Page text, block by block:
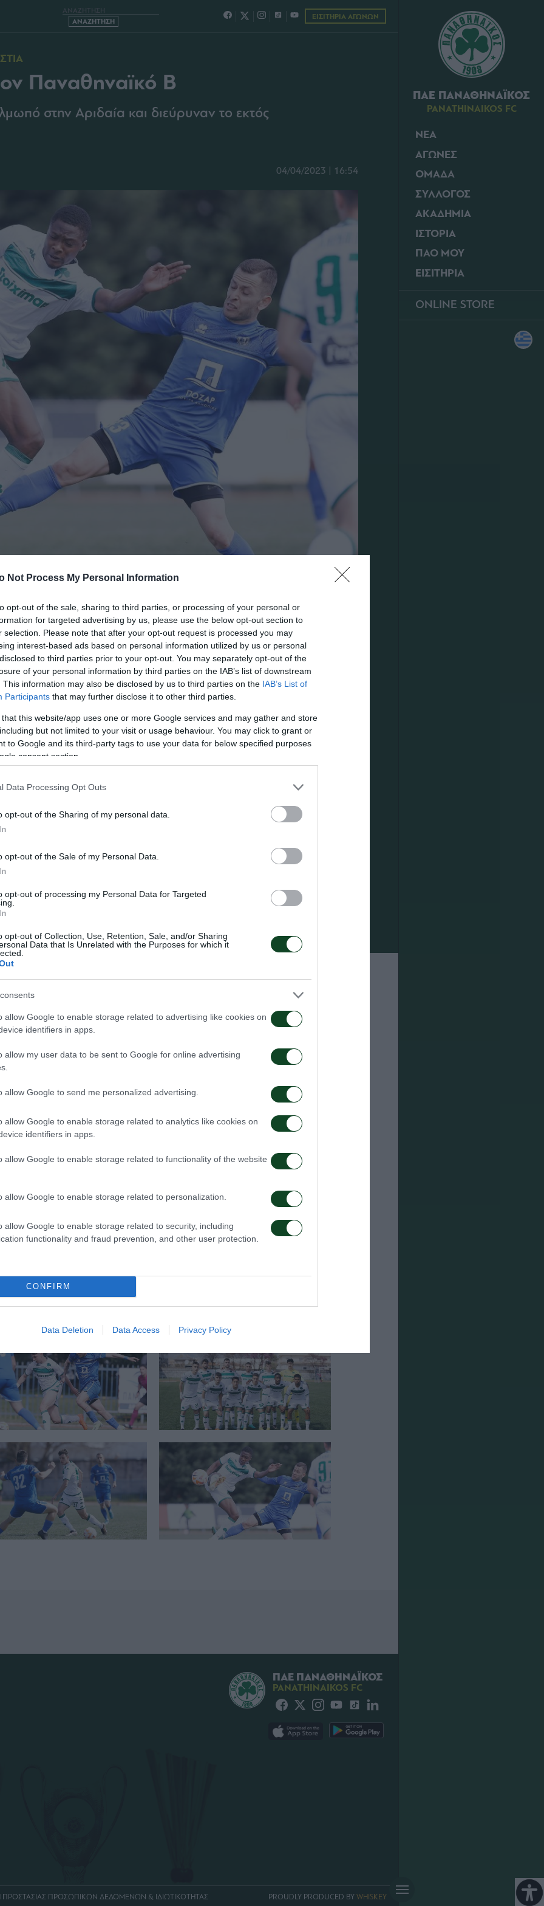
Not Process My Personal Information
opt-out of the sale, sharing to third parties, or processing of your personal or
for targeted advertising by us, please use the below opt-out section to
selection. Please note that after your opt-out request is processed you may
interest-based ads based on personal information utilized by us or personal
to third parties prior to your opt-out. You may separately opt-out of the
of your personal information by third parties on the IAB’s list of downstream
This information may also be disclosed by us to third parties on the IAB’s List of
Participants that may further disclose it to other third parties.
that this website/app uses one or more Google services and may gather and store
but not limited to your visit or usage behaviour. You may click to grant or
to Google and its third-party tags to use your data for below specified purposes
consent section.
Data Processing Opt Outs
opt-out of the Sharing of my personal data.
opt-out of the Sale of my Personal Data.
opt-out of processing my Personal Data for Targeted
opt-out of Collection, Use, Retention, Sale, and/or Sharing
Data that Is Unrelated with the Purposes for which it
allow Google to enable storage related to advertising like cookies on
identifiers in apps.
allow my user data to be sent to Google for online advertising
allow Google to send me personalized advertising.
allow Google to enable storage related to analytics like cookies on
identifiers in apps.
allow Google to enable storage related to functionality of the website
allow Google to enable storage related to personalization.
allow Google to enable storage related to security, including
functionality and fraud prevention, and other user protection.
CONFIRM
Data Deletion Data Access Privacy Policy
ΠΑΕ ΠΑΝΑΘΗΝΑΪΚΟΣ
PANATHINAIKOS FC
ΝΕΑ
ΑΓΩΝΕΣ
ΟΜΑΔΑ
ΣΥΛΛΟΓΟΣ
ΑΚΑΔΗΜΙΑ
ΙΣΤΟΡΙΑ
ΠΑΟ ΜΟΥ
ΕΙΣΙΤΗΡΙΑ
ONLINE STORE
ΓΙΑ ΤΟΝ ΠΑΝΑΘΗΝΑΪΚΟ Β ΕΙΣΙΤΗΡΙΑ ΑΓΩΝΩΝ
Παναθηναϊκό Β
στην Αριδαία και διεύρυναν το εκτός
04/04/2023 | 16:54
για την 18η αγωνιστική του πρωταθλήματος Betsson
κινήσεων στο πρώτο ημίχρονο, όπου κέρδισε αρκετά φάουλ και
χαμηλό και τον δυνατό αέρα να δυσκολεύει τις προσπάθειες
κόρνερ ένα φάουλ του Μανωλάκη στο 4’, ενώ οι Πράσινοι
είδαν τον Κυριόπουλο να κάνει μια ωραία ατομική
τελευταία στιγμή.
το αριστερό δοκάρι. Ενώ μια ακόμα προσπάθεια του Κέρθι, τρία
δοκάρι. Ο Παναθηναϊκός Β είχε μια ακόμα ημιτελή
την φορά από αριστερά που έκανε το γύρισμα. Η ομάδα της
της στο 44’, με τον Μαργκόνο να βγάζει ενστικτωδώς το
πιο «καθαρές» ευκαιρίες και ξεκίνησε με το Τριφύλλι να
Όταν από πολύ καλή ενέργεια του Ταβάρες από δεξιά ο
ο Τσιμπούκας έβαλε την κόντρα στο σουτ του. Για να έρθει η
μετά, καθώς από γύρισμα του Μανωλάκη από αριστερά, ο
αλλά η μπάλα σταμάτησε στο οριζόντιο δοκάρι.
στο 67’, σε καλό σημείο έξω από την μεγάλη περιοχή, βρήκε
η μπάλα στρώθηκε στον Βουτσά, το μονοκόμματο σουτ του
πήγε στην δύναμη και τα πολλά γεμίσματα, χωρίς κάποια
των καθυστερήσεων όπου ο Μαργκόνο έδιωξε σε κόρνερ την
από σέντρα του Παρασκευά από αριστερά.
Τσιμπούκας, Μανωλάκης, Έππας (86’ Ρίβας), Κέρθι,
Μακρυδάκης), Πέττας, Παπαδόπουλος (75’ Ταχματζίδης).
Σιδεράς, Μαρτίνης, Καραμπάς (61’ Βουτσάς),
(76’ Μαντσίνι), Ταβάρες (84’ Τερεζίου), Μπιλάλ
ΠΑΕ ΠΑΝΑΘΗΝΑΪΚΟΣ
PANATHINAIKOS FC
ΠΡΟΣΤΑΣΙΑΣ ΠΡΟΣΩΠΙΚΩΝ ΔΕΔΟΜΕΝΩΝ & ΙΔΙΩΤΙΚΟΤΗΤΑΣ PROUDLY PRODUCED BY WHISKEY